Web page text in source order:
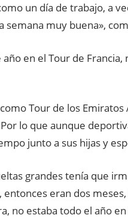
un día de trabajo, a
semana muy buena»,
en el Tour de Francia,
Tour de los
lo que aunque
junto a sus hijas y
grandes tenía que
entonces eran dos
no estaba todo el año